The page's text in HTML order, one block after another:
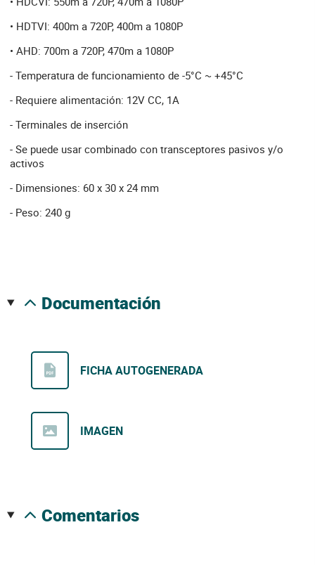
• HDTVI: 400m a 720P, 400m a 1080P
• AHD: 700m a 720P, 470m a 1080P
- Temperatura de funcionamiento de -5°C ~ +45°C
- Requiere alimentación: 12V CC, 1A
- Terminales de inserción
- Se puede usar combinado con transceptores pasivos y/o
activos
- Dimensiones: 60 x 30 x 24 mm
- Peso: 240 g
documentación
FICHA AUTOGENERADA
IMAGEN
comentarios